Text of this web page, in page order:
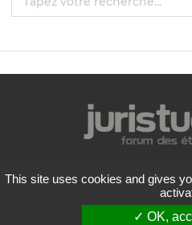
Mentions
Politique de
Conditions
This site uses cookies and gives
✓ OK,